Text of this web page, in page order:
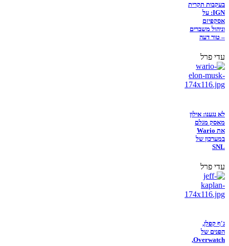
בעקבות תקרית
IGN: על
אסקפיזם
וניהול משברים
– טור דעה
עדי פרל
לא נגענו: אילון
מאסק מגלם
את Wario
במערכון של
SNL
עדי פרל
ג'ף קפלן,
הפנים של
Overwatch,